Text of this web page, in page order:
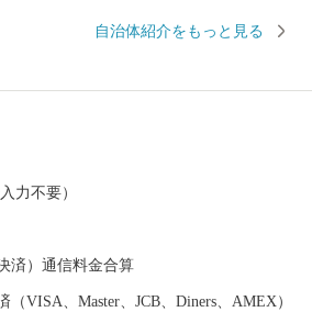
が混ざる海域では、町の特産品である高
の品をご用意しています。 【ご寄附
・お礼品は、送付者名に、お礼品受発注
更は承っておりません） ・寄附者住所と
る場合、送付先でお品を受け取る方に対
必ず事前にご連絡ください。 （「寄附し
自治体紹介をもっと見る
力不要）
済）通信料金合算
VISA、Master、JCB、Diners、AMEX）